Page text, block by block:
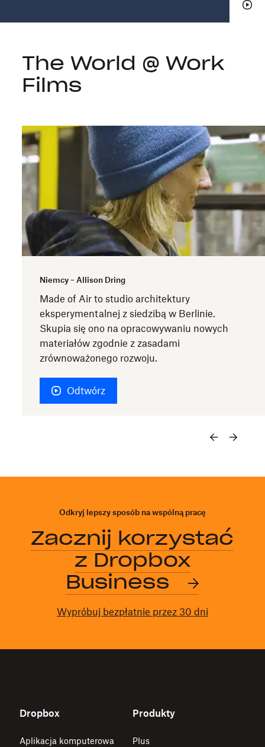
The World @ Work
Films
Niemcy – Allison Dring
Made of Air to studio architektury
eksperymentalnej z siedzibą w Berlinie.
Skupia się ono na opracowywaniu nowych
materiałów zgodnie z zasadami
zrównoważonego rozwoju.
Odtwórz
Odkryj lepszy sposób na wspólną pracę
Zacznij korzystać
z Dropbox
Business
Wypróbuj bezpłatnie przez 30 dni
Dropbox
Aplikacja komputerowa
Produkty
Plus